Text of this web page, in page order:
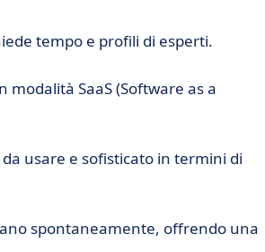
tempo e profili di esperti.
SaaS (Software as a
usare e sofisticato in termini di
spontaneamente, offrendo una